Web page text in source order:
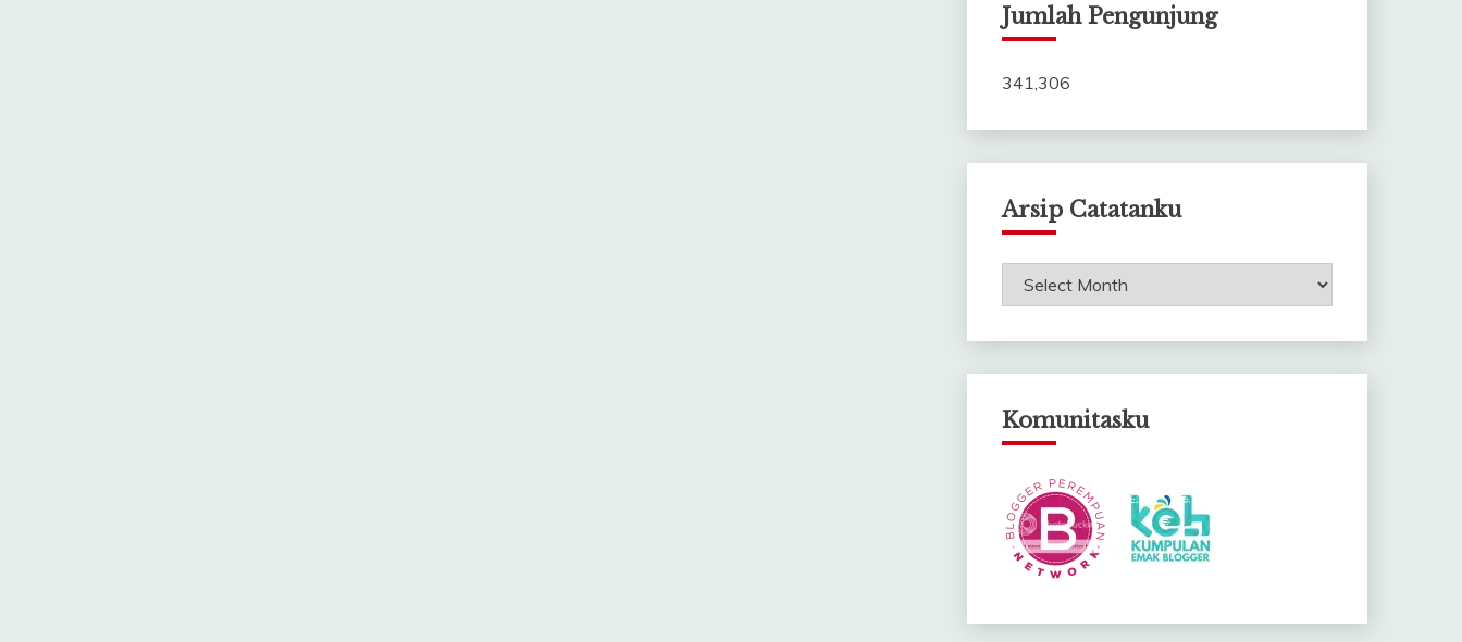
Jumlah Pengunjung
341,306
Arsip Catatanku
Arsip
Komunitasku